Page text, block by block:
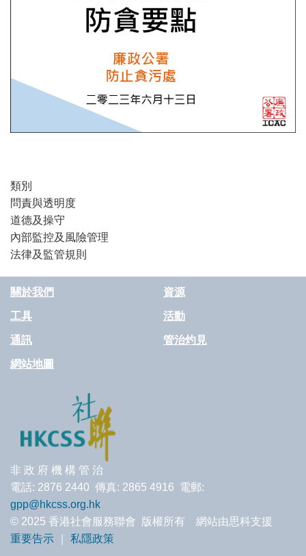
類別
問責與透明度
道德及操守
內部監控及風險管理
法律及監管規則
關於我們 資源
工具 活動
通訊 管治灼見
網站地圖
非 政 府 機 構 管 治
電話: 2876 2440 傳真: 2865 4916 電郵:
gpp@hkcss.org.hk
© 2025 香港社會服務聯會 版權所有 網站由思科支援
重要告示
私隱政策